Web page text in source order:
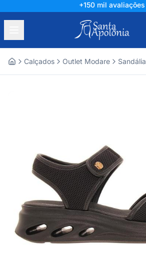
+150 mil avaliações
Calçados Outlet Modare Sandália